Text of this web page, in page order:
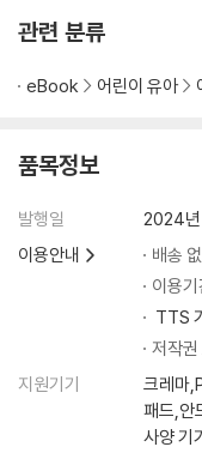
관련 분류
eBook 어린이 유아
품목정보
발행일
2024년
이용안내
배송
이용
TTS
저작권
지원기기
크레마
패드,안
사양 기